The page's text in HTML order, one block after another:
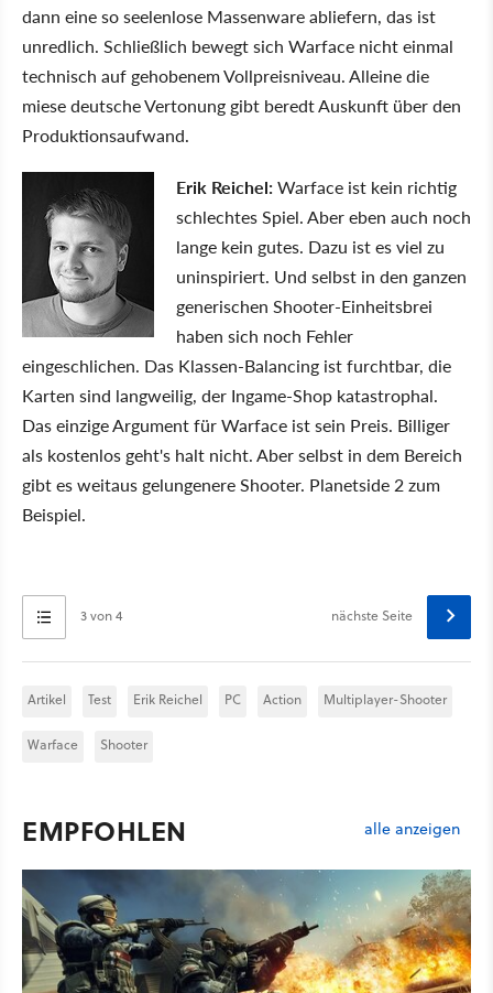
dann eine so seelenlose Massenware abliefern, das ist
unredlich. Schließlich bewegt sich Warface nicht einmal
technisch auf gehobenem Vollpreisniveau. Alleine die
miese deutsche Vertonung gibt beredt Auskunft über den
Produktionsaufwand.
Erik Reichel:Warface ist kein richtig
schlechtes Spiel. Aber eben auch noch
lange kein gutes. Dazu ist es viel zu
uninspiriert. Und selbst in den ganzen
generischen Shooter-Einheitsbrei
haben sich noch Fehler
eingeschlichen. Das Klassen-Balancing ist furchtbar, die
Karten sind langweilig, der Ingame-Shop katastrophal.
Das einzige Argument für Warface ist sein Preis. Billiger
als kostenlos geht's halt nicht. Aber selbst in dem Bereich
gibt es weitaus gelungenere Shooter. Planetside 2 zum
Beispiel.
3 von 4 nächste Seite
Artikel Test Erik Reichel PC Action Multiplayer-Shooter
Warface Shooter
EMPFOHLEN alle anzeigen